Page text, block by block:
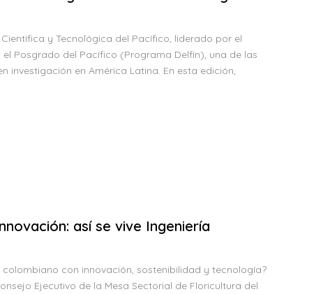
y Tecnológica del Pacífico, liderado por el
Posgrado del Pacífico (Programa Delfín), una de las
en América Latina. En esta edición,
así se vive Ingeniería
con innovación, sostenibilidad y tecnología?
Ejecutivo de la Mesa Sectorial de Floricultura del